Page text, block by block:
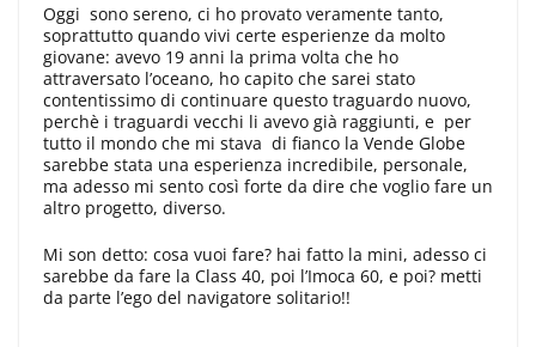
Oggi sono sereno, ci ho provato veramente tanto,
soprattutto quando vivi certe esperienze da molto
giovane: avevo 19 anni la prima volta che ho
attraversato l’oceano, ho capito che sarei stato
contentissimo di continuare questo traguardo nuovo,
perchè i traguardi vecchi li avevo già raggiunti, e per
tutto il mondo che mi stava di fianco la Vende Globe
sarebbe stata una esperienza incredibile, personale,
ma adesso mi sento così forte da dire che voglio fare un
altro progetto, diverso.
Mi son detto: cosa vuoi fare? hai fatto la mini, adesso ci
sarebbe da fare la Class 40, poi l’Imoca 60, e poi? metti
da parte l’ego del navigatore solitario!!